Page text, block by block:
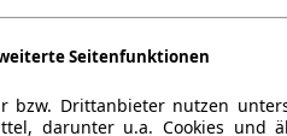
Seitenfunktionen
bzw. Drittanbieter nutzen
darunter u.a. Cookies und